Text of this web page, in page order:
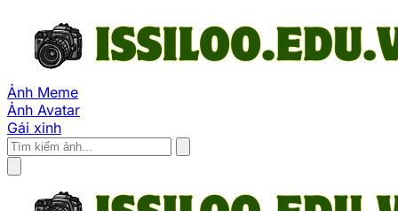
Ảnh Meme
Ảnh Avatar
Gái xinh